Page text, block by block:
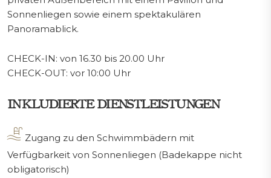
Sonnenliegen sowie einem spektakulären
Panoramablick.
CHECK-IN: von 16.30 bis 20.00 Uhr
CHECK-OUT: vor 10:00 Uhr
INKLUDIERTE DIENSTLEISTUNGEN
Zugang zu den Schwimmbädern mit
Verfügbarkeit von Sonnenliegen (Badekappe nicht
obligatorisch)